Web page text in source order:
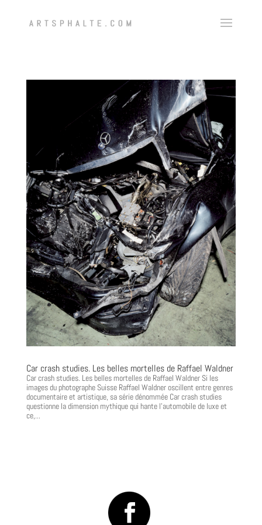
Car crash studies. Les belles mortelles de Raffael Waldner
Car crash studies. Les belles mortelles de Raffael Waldner Si les
images du photographe Suisse Raffael Waldner oscillent entre genres
documentaire et artistique, sa série dénommée Car crash studies
questionne la dimension mythique qui hante l’automobile de luxe et
ce,...